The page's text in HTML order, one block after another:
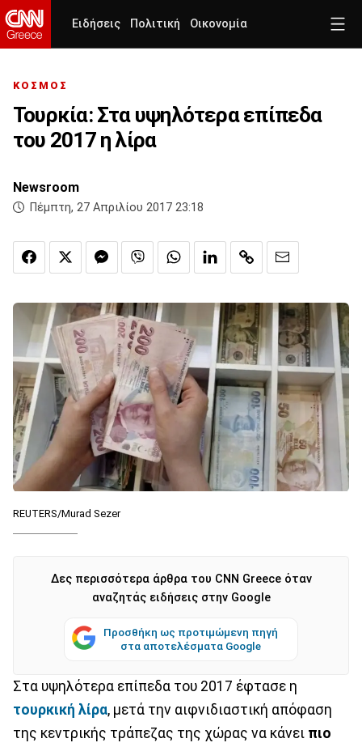
Ειδήσεις Πολιτική Οικονομία
ΚΟΣΜΟΣ
Τουρκία: Στα υψηλότερα επίπεδα
του 2017 η λίρα
Newsroom
Πέμπτη, 27 Απριλίου 2017 23:18
REUTERS/Murad Sezer
Δες περισσότερα άρθρα του CNN Greece όταν
αναζητάς ειδήσεις στην Google
Προσθήκη ως προτιμώμενη πηγή
στα αποτελέσματα Google
Στα υψηλότερα επίπεδα του 2017 έφτασε η
τουρκική λίρα, μετά την αιφνιδιαστική απόφαση
της κεντρικής τράπεζας της χώρας να κάνει πιο